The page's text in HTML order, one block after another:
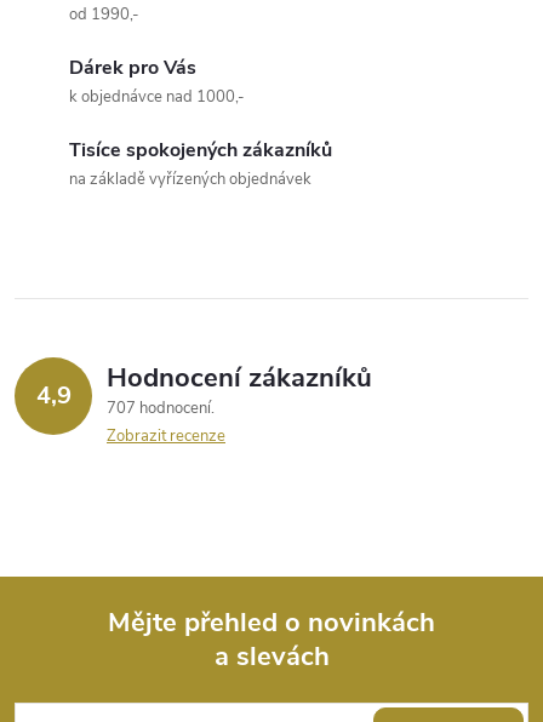
í
r
v
v
od 1990,-
Dárek pro Vás
k objednávce nad 1000,-
Tisíce spokojených zákazníků
na základě vyřízených objednávek
4,9 Hodnocení zákazníků
707 hodnocení
Zobrazit recenze
Mějte přehled o novinkách
a slevách